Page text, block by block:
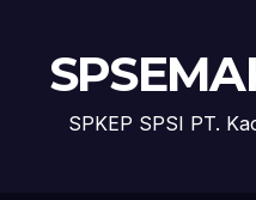
SPKEP SPSI PT.